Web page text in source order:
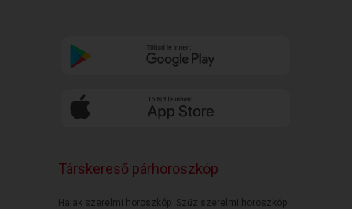
Társkereső párhoroszkóp
Halak szerelmi horoszkóp Szűz szerelmi horoszkóp